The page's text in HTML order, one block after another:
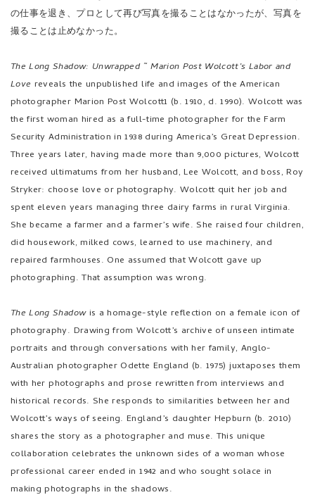
の仕事を退き、プロとして再び写真を撮ることはなかったが、写真を
撮ることは止めなかった。
The Long Shadow: Unwrapped ~ Marion Post Wolcott’s Labor and
Love reveals the unpublished life and images of the American
photographer Marion Post Wolcott1 (b. 1910, d. 1990). Wolcott was
the first woman hired as a full-time photographer for the Farm
Security Administration in 1938 during America’s Great Depression.
Three years later, having made more than 9,000 pictures, Wolcott
received ultimatums from her husband, Lee Wolcott, and boss, Roy
Stryker: choose love or photography. Wolcott quit her job and
spent eleven years managing three dairy farms in rural Virginia.
She became a farmer and a farmer’s wife. She raised four children,
did housework, milked cows, learned to use machinery, and
repaired farmhouses. One assumed that Wolcott gave up
photographing. That assumption was wrong.
The Long Shadowis a homage-style reflection on a female icon of
photography. Drawing from Wolcott’s archive of unseen intimate
portraits and through conversations with her family, Anglo-
Australian photographer Odette England (b. 1975) juxtaposes them
with her photographs and prose rewritten from interviews and
historical records. She responds to similarities between her and
Wolcott’s ways of seeing. England’s daughter Hepburn (b. 2010)
shares the story as a photographer and muse. This unique
collaboration celebrates the unknown sides of a woman whose
professional career ended in 1942 and who sought solace in
making photographs in the shadows.